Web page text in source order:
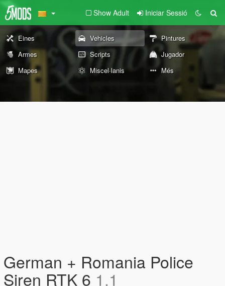
Show Adult Iniciar Sessió
Eines Vehicles
Pintures
Armes
Scripts
Jugador
Mapes
Miscel·lanis Més
German + Romania Police
Siren RTK 6 1.1